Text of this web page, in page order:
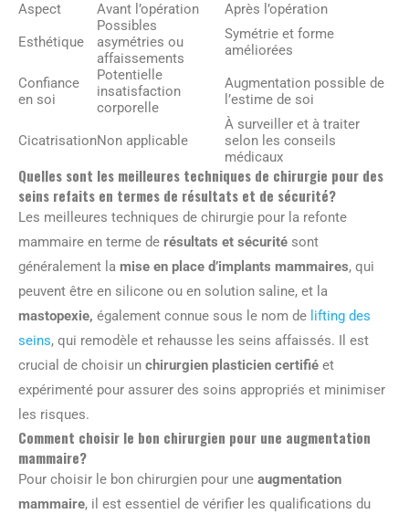
Aspect
Avant l’opération
Après l’opération
Esthétique
Possibles
asymétries ou
affaissements
Symétrie et forme
améliorées
Confiance
en soi
Potentielle
insatisfaction
corporelle
Augmentation possible de
l’estime de soi
CicatrisationNon applicable
À surveiller et à traiter
selon les conseils
médicaux
Quelles sont les meilleures techniques de chirurgie pour des
seins refaits en termes de résultats et de sécurité?
Les meilleures techniques de chirurgie pour la refonte
mammaire en terme de résultats et sécurité sont
généralement la mise en place d’implants mammaires, qui
peuvent être en silicone ou en solution saline, et la
mastopexie, également connue sous le nom de lifting des
seins, qui remodèle et rehausse les seins affaissés. Il est
crucial de choisir un chirurgien plasticien certifié et
expérimenté pour assurer des soins appropriés et minimiser
les risques.
Comment choisir le bon chirurgien pour une augmentation
mammaire?
Pour choisir le bon chirurgien pour une augmentation
mammaire, il est essentiel de vérifier les qualifications du